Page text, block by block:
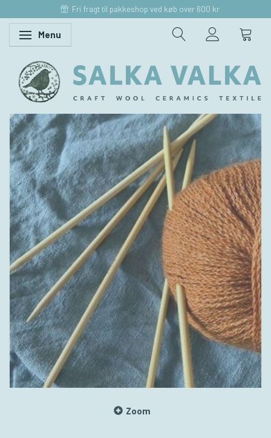
Fri fragt til pakkeshop ved køb over 600 kr
Skifte navigation
Menu
Zoom